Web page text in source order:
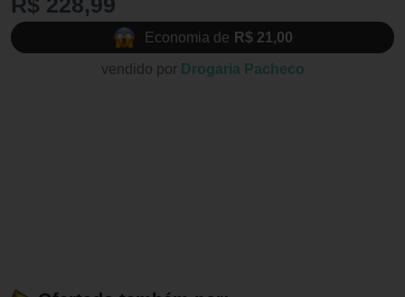
Economia de R$ 21,00
vendido por Drogaria Pacheco